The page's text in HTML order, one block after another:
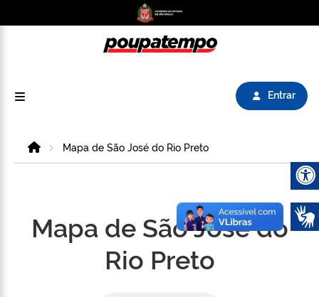
Entrar
HomeMapa de São José do Rio Preto
Mapa de São José do
Rio Preto